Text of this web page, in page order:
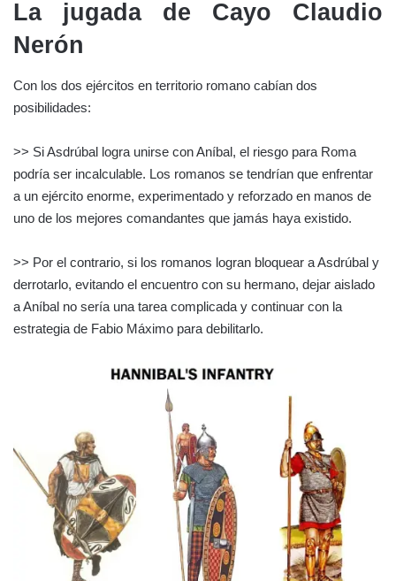
La jugada de Cayo Claudio
Nerón
Con los dos ejércitos en territorio romano cabían dos
posibilidades:
>> Si Asdrúbal logra unirse con Aníbal, el riesgo para Roma
podría ser incalculable. Los romanos se tendrían que enfrentar
a un ejército enorme, experimentado y reforzado en manos de
uno de los mejores comandantes que jamás haya existido.
>> Por el contrario, si los romanos logran bloquear a Asdrúbal y
derrotarlo, evitando el encuentro con su hermano, dejar aislado
a Aníbal no sería una tarea complicada y continuar con la
estrategia de Fabio Máximo para debilitarlo.